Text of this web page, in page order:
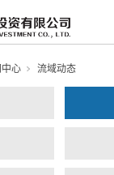
心 流域动态